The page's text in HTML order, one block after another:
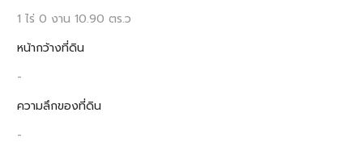
1 ไร่ 0 งาน 10.90 ตร.ว
หน้ากว้างที่ดิน
-
ความลึกของที่ดิน
-